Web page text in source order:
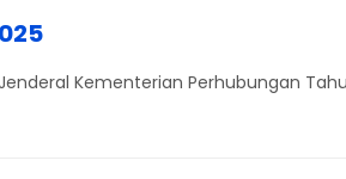
Kementerian Perhubungan